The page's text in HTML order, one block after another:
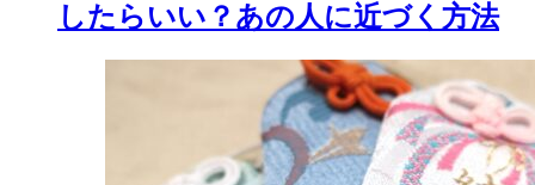
したらいい？あの人に近づく方法